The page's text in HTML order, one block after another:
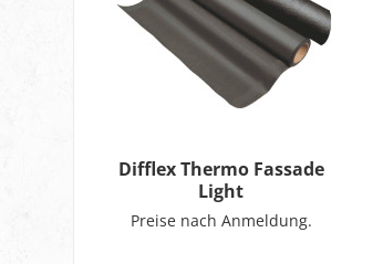
Difflex Thermo Fassade
Light
Preise nach Anmeldung.